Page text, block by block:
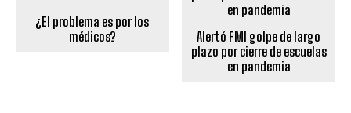
¿El problema es por los
médicos?
Alertó FMI golpe de largo
plazo por cierre de escuelas
en pandemia